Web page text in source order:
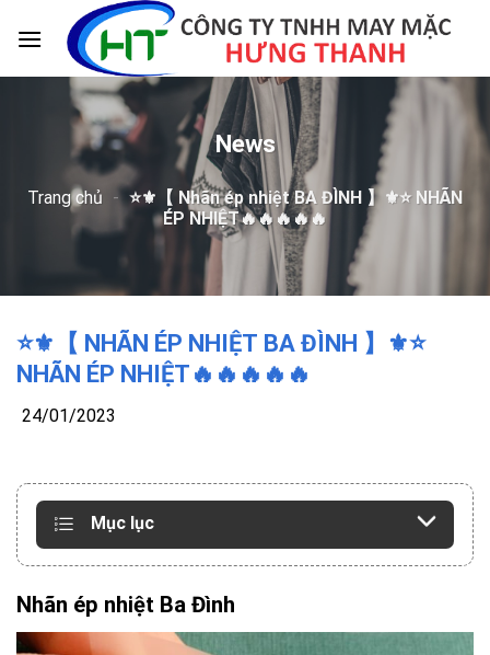
News
Trang chủ - ⭐️⚜️【 Nhãn ép nhiệt BA ĐÌNH 】⚜️⭐️ NHÃN
ÉP NHIỆT🔥🔥🔥🔥🔥
⭐️⚜️【 NHÃN ÉP NHIỆT BA ĐÌNH 】⚜️⭐️
NHÃN ÉP NHIỆT🔥🔥🔥🔥🔥
24/01/2023
Mục lục
Nhãn ép nhiệt Ba Đình